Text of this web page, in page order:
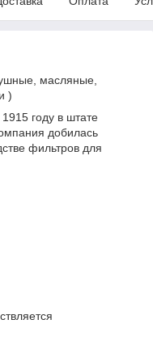
масляные,
)
году в штате
добилась
фильтров для